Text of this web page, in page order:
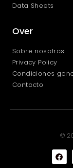
Data Sheets
Over
Sobre nosotros
Privacy Policy
Condiciones
Contacto
©